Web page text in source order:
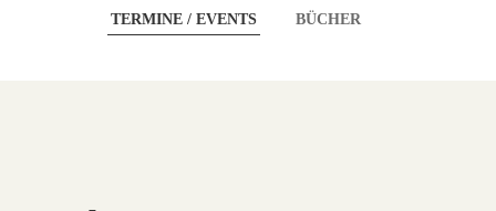
TERMINE / EVENTS BÜCHER